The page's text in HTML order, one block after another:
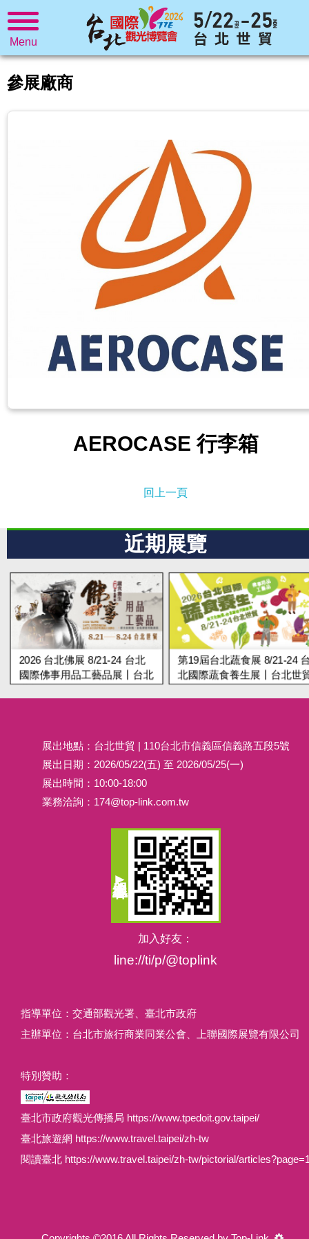
Menu
參展廠商
AEROCASE 行李箱
回上一頁
近期展覽
2026 台北佛展 8/21-24 台北
國際佛事用品工藝品展丨台北
第19屆台北蔬食展 8/21-24
北國際蔬食養生展丨台北世
展出地點：台北世貿 | 110台北市信義區信義路五段5號
展出日期：2026/05/22(五) 至 2026/05/25(一)
展出時間：10:00-18:00
業務洽詢： 174@top-link.com.tw
加入好友：
line://ti/p/@toplink
指導單位：交通部觀光署、臺北市政府
主辦單位：台北市旅行商業同業公會、上聯國際展覽有限公司
特別贊助：
臺北市政府觀光傳播局 https://www.tpedoit.gov.taipei/
臺北旅遊網 https://www.travel.taipei/zh-tw
閱讀臺北 https://www.travel.taipei/zh-tw/pictorial/